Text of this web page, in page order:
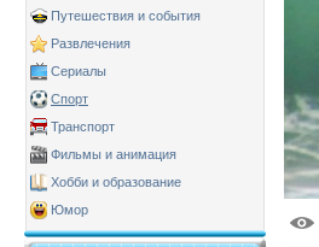
Путешествия и события
Развлечения
Сериалы
Спорт
Транспорт
Фильмы и анимация
Хобби и образование
Юмор